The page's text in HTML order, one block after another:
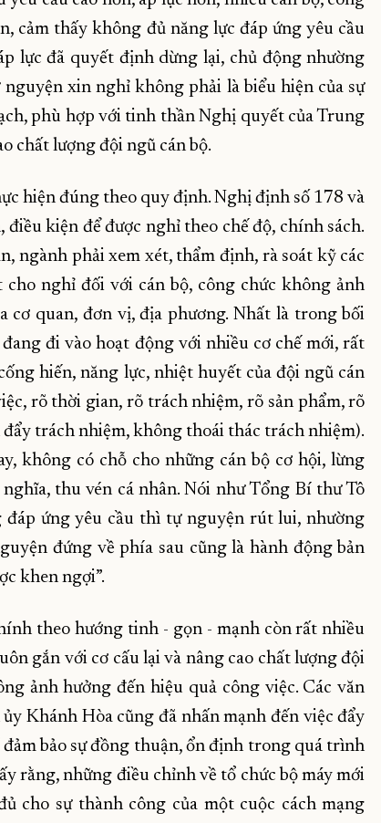
cảm thấy không đủ năng lực đáp ứng yêu cầu
lực đã quyết định dừng lại, chủ động nhường
xin nghỉ không phải là biểu hiện của sự
phù hợp với tinh thần Nghị quyết của Trung
chất lượng đội ngũ cán bộ.
hiện đúng theo quy định. Nghị định số 178 và
kiện để được nghỉ theo chế độ, chính sách.
ngành phải xem xét, thẩm định, rà soát kỹ các
nghỉ đối với cán bộ, công chức không ảnh
cơ quan, đơn vị, địa phương. Nhất là trong bối
đi vào hoạt động với nhiều cơ chế mới, rất
hiến, năng lực, nhiệt huyết của đội ngũ cán
rõ thời gian, rõ trách nhiệm, rõ sản phẩm, rõ
trách nhiệm, không thoái thác trách nhiệm).
không có chỗ cho những cán bộ cơ hội, lừng
thu vén cá nhân. Nói như Tổng Bí thư Tô
ứng yêu cầu thì tự nguyện rút lui, nhường
đứng về phía sau cũng là hành động bản
khen ngợi”.
theo hướng tinh - gọn - mạnh còn rất nhiều
gắn với cơ cấu lại và nâng cao chất lượng đội
ảnh hưởng đến hiệu quả công việc. Các văn
Khánh Hòa cũng đã nhấn mạnh đến việc đẩy
bảo sự đồng thuận, ổn định trong quá trình
rằng, những điều chỉnh về tổ chức bộ máy mới
cho sự thành công của một cuộc cách mạng